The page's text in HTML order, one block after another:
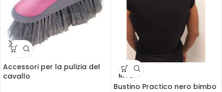
Accessori per la pulizia del
cavallo
ESAU
RITO
Bustino Practico nero bimbo